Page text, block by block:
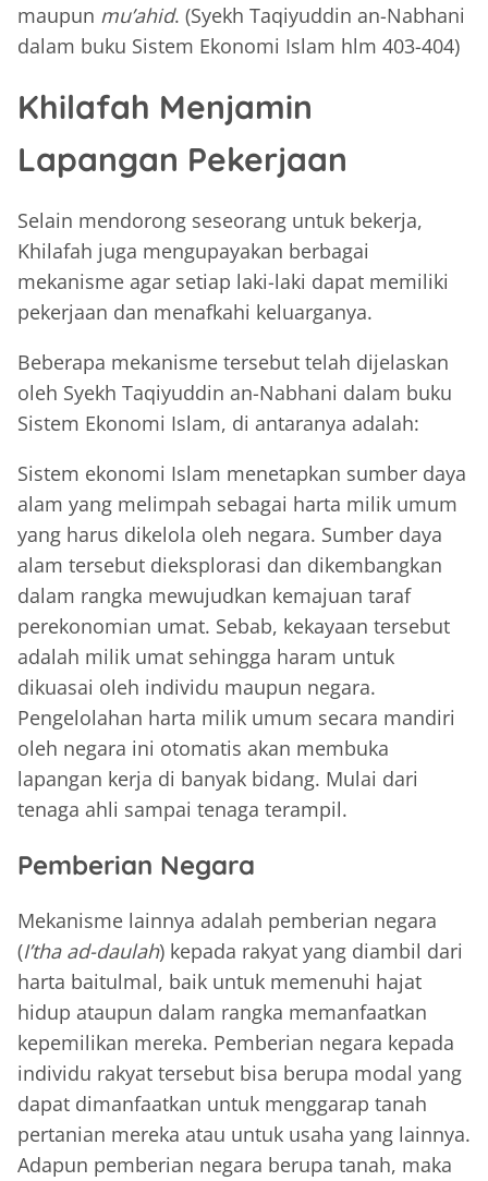
maupun mu’ahid. (Syekh Taqiyuddin an-Nabhani
dalam buku Sistem Ekonomi Islam hlm 403-404)
Khilafah Menjamin
Lapangan Pekerjaan
Selain mendorong seseorang untuk bekerja,
Khilafah juga mengupayakan berbagai
mekanisme agar setiap laki-laki dapat memiliki
pekerjaan dan menafkahi keluarganya.
Beberapa mekanisme tersebut telah dijelaskan
oleh Syekh Taqiyuddin an-Nabhani dalam buku
Sistem Ekonomi Islam, di antaranya adalah:
Sistem ekonomi Islam menetapkan sumber daya
alam yang melimpah sebagai harta milik umum
yang harus dikelola oleh negara. Sumber daya
alam tersebut dieksplorasi dan dikembangkan
dalam rangka mewujudkan kemajuan taraf
perekonomian umat. Sebab, kekayaan tersebut
adalah milik umat sehingga haram untuk
dikuasai oleh individu maupun negara.
Pengelolahan harta milik umum secara mandiri
oleh negara ini otomatis akan membuka
lapangan kerja di banyak bidang. Mulai dari
tenaga ahli sampai tenaga terampil.
Pemberian Negara
Mekanisme lainnya adalah pemberian negara
(I’tha ad-daulah) kepada rakyat yang diambil dari
harta baitulmal, baik untuk memenuhi hajat
hidup ataupun dalam rangka memanfaatkan
kepemilikan mereka. Pemberian negara kepada
individu rakyat tersebut bisa berupa modal yang
dapat dimanfaatkan untuk menggarap tanah
pertanian mereka atau untuk usaha yang lainnya.
Adapun pemberian negara berupa tanah, maka